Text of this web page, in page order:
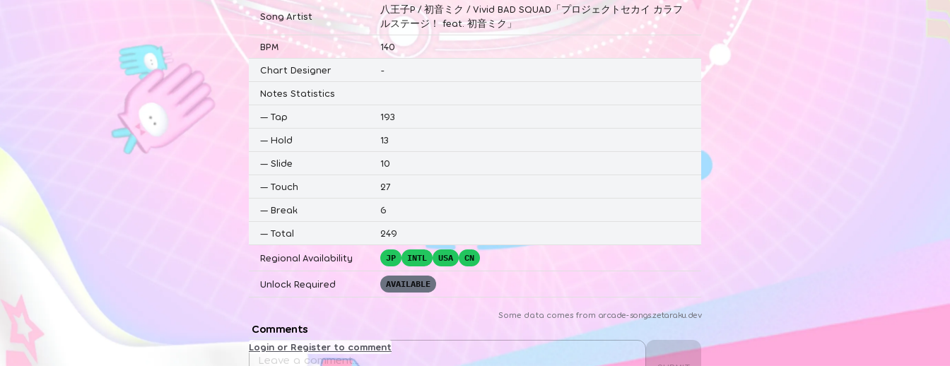
Song Artist
八王子P / 初音ミク / Vivid BAD SQUAD「プロジェクトセカイ カラフ
ルステージ！ feat. 初音ミク」
BPM
140
Chart Designer
-
Notes Statistics
— Tap
193
— Hold
13
— Slide
10
— Touch
27
— Break
6
— Total 249
Regional Availability JP INTL USA CN
Unlock Required AVAILABLE
Some data comes from arcade-songs.zetaraku.dev
Comments
Login or Register to comment